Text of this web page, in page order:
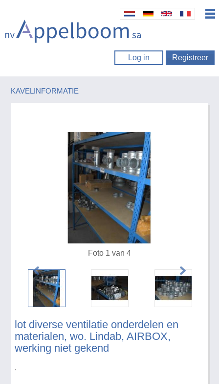
Log in Registreer
KAVELINFORMATIE
lot diverse ventilatie onderdelen en
materialen, wo. Lindab, AIRBOX,
werking niet gekend
.
Foto 1 van 4